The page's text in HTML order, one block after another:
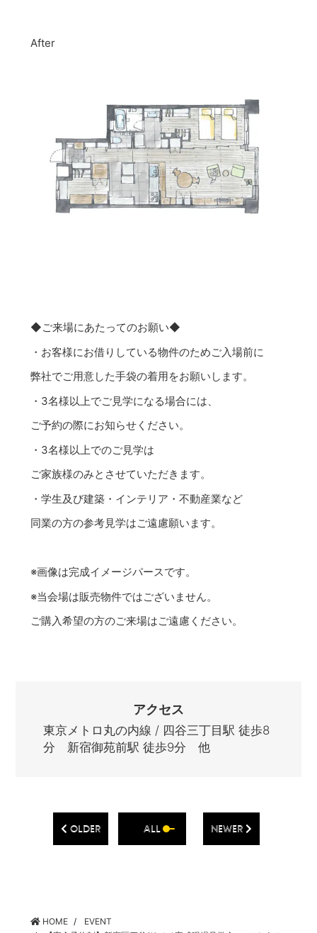
After
◆ご来場にあたってのお願い◆
・お客様にお借りしている物件のためご入場前に
弊社でご用意した手袋の着用をお願いします。
・3名様以上でご見学になる場合には、
ご予約の際にお知らせください。
・3名様以上でのご見学は
ご家族様のみとさせていただきます。
・学生及び建築・インテリア・不動産業など
同業の方の参考見学はご遠慮願います。
※画像は完成イメージパースです。
※当会場は販売物件ではございません。
ご購入希望の方のご来場はご遠慮ください。
アクセス
東京メトロ丸の内線 / 四谷三丁目駅 徒歩8
分 新宿御苑前駅 徒歩9分 他
OLDER ALL NEWER
HOME
EVENT